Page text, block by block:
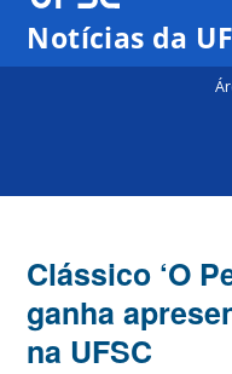
Notícias da
Clássico ‘O
ganha
na UFSC